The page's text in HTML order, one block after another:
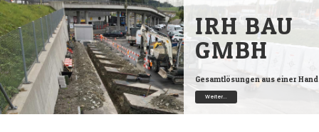
IRH BAU
GMBH
Gesamtlösungen aus einer
Weiter...